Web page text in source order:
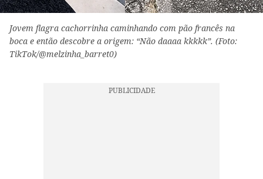
Jovem flagra cachorrinha caminhando com pão francês na
boca e então descobre a origem: “Não daaaa kkkkk”. (Foto:
TikTok/@melzinha_barret0)